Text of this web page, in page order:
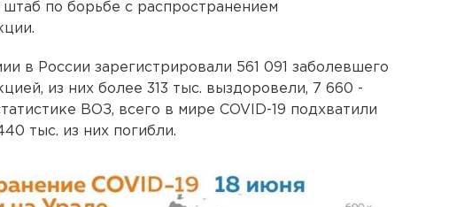
по борьбе с распространением
в России зарегистрировали 561 091 заболевшего
из них более 313 тыс. выздоровели, 7 660 -
ВОЗ, всего в мире COVID-19 подхватили
тыс. из них погибли.